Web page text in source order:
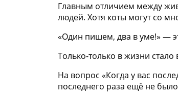
Главным отличием между
людей. Хотя коты могут со
«Один пишем, два в уме!» —
Только-только в жизни
На вопрос «Когда у вас
последнего раза ещё не